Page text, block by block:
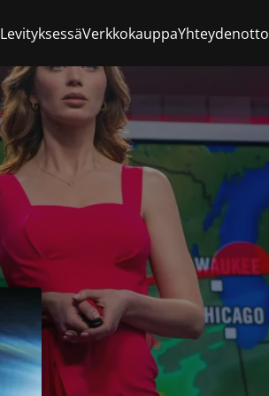
LevityksessäVerkkokauppaYhteydenotto